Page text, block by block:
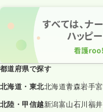
都道府県で探す
北海道・東北北海道青森岩手
北陸・甲信越新潟富山石川福井